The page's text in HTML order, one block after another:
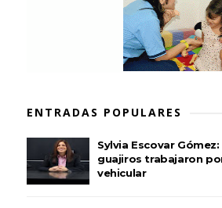
ENTRADAS POPULARES
Sylvia Escovar
guajiros trabajaron
vehicular